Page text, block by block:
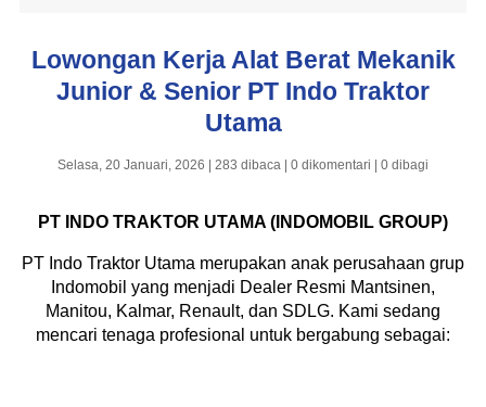
Lowongan Kerja Alat Berat Mekanik
Junior & Senior PT Indo Traktor
Utama
Selasa, 20 Januari, 2026 | 283 dibaca | 0 dikomentari | 0 dibagi
PT INDO TRAKTOR UTAMA (INDOMOBIL GROUP)
PT Indo Traktor Utama merupakan anak perusahaan grup
Indomobil yang menjadi Dealer Resmi Mantsinen,
Manitou, Kalmar, Renault, dan SDLG. Kami sedang
mencari tenaga profesional untuk bergabung sebagai: